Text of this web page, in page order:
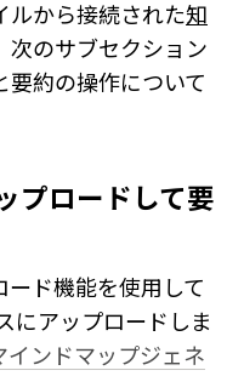
ルから接続された知
次のサブセクション
要約の操作について
プロードして要
ード機能を使用して
にアップロードしま
ンドマップジェネ